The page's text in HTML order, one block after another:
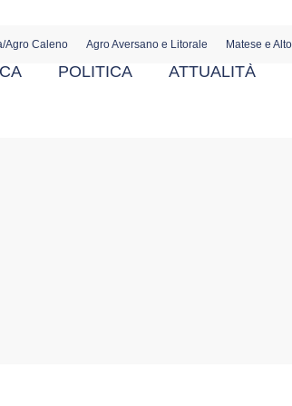
Agro Caleno Agro Aversano e Litorale Matese e
POLITICA ATTUALITÀ